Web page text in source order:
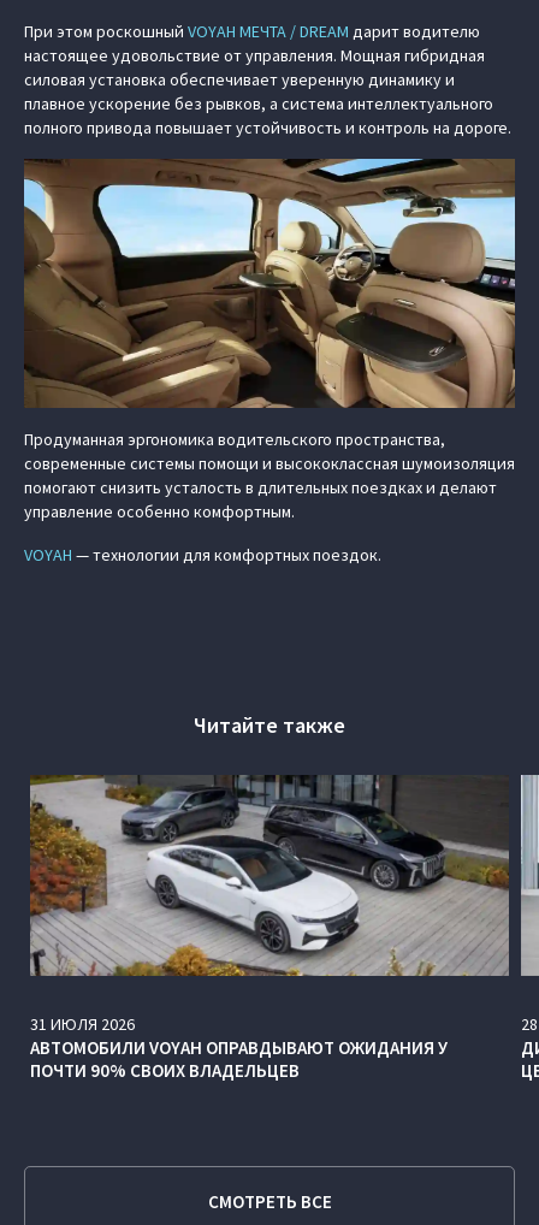
При этом роскошный VOYAH МЕЧТА / DREAM дарит водителю
настоящее удовольствие от управления. Мощная гибридная
силовая установка обеспечивает уверенную динамику и
плавное ускорение без рывков, а система интеллектуального
полного привода повышает устойчивость и контроль на дороге.
Продуманная эргономика водительского пространства,
современные системы помощи и высококлассная шумоизоляция
помогают снизить усталость в длительных поездках и делают
управление особенно комфортным.
VOYAH — технологии для комфортных поездок.
Читайте также
31 ИЮЛЯ 2026
АВТОМОБИЛИ VOYAH ОПРАВДЫВАЮТ ОЖИДАНИЯ У
ПОЧТИ 90% СВОИХ ВЛАДЕЛЬЦЕВ
28
СМОТРЕТЬ ВСЕ